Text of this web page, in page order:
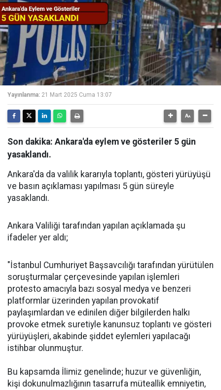
Yayınlanma: 21 Mart 2025 Cuma 13:07
Son dakika: Ankara'da eylem ve gösteriler 5 gün
yasaklandı.
Ankara'da da valilik kararıyla toplantı, gösteri yürüyüşü
ve basın açıklaması yapılması 5 gün süreyle
yasaklandı.
Ankara Valiliği tarafından yapılan açıklamada şu
ifadeler yer aldı;
"İstanbul Cumhuriyet Başsavcılığı tarafından yürütülen
soruşturmalar çerçevesinde yapılan işlemleri
protesto amacıyla bazı sosyal medya ve benzeri
platformlar üzerinden yapılan provokatif
paylaşımlardan ve edinilen diğer bilgilerden halkı
provoke etmek suretiyle kanunsuz toplantı ve gösteri
yürüyüşleri, akabinde şiddet eylemleri yapılacağı
istihbar olunmuştur.
Bu kapsamda İlimiz genelinde; huzur ve güvenliğin,
kişi dokunulmazlığının tasarrufa müteallik emniyetin,